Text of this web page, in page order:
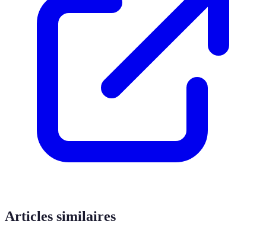
Articles similaires